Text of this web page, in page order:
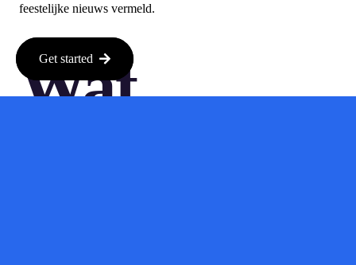
feestelijke nieuws vermeld.
Wat
Get started